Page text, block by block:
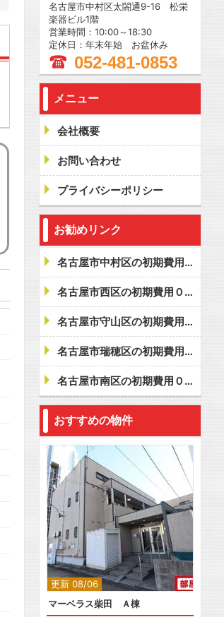
名古屋市中村区太閤通9-16 松栄
楽器ビル1階
営業時間：10:00～18:30
定休日：年末年始 お盆休み
052-481-0853
メニュー
会社概要
お問い合わせ
プライバシーポリシー
お勧めリンク
名古屋市中村区の初期費用０賃貸
名古屋市西区の初期費用０賃貸
名古屋市守山区の初期費用０賃貸
名古屋市瑞穂区の初期費用０賃貸
名古屋市南区の初期費用０賃貸
おすすめの物件
更新 08/06
マーベラス柴田 Ａ棟